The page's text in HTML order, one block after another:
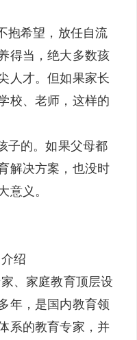
希望，放任自流
得当，绝大多数孩
人才。但如果家长
校、老师，这样的
的。如果父母都
解决方案，也没时
义。
绍
家庭教育顶层设
年，是国内教育领
系的教育专家，并